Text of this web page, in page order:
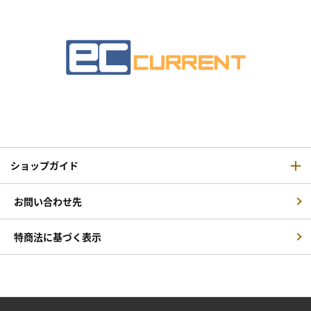
ショップガイド
お問い合わせ先
特商法に基づく表示